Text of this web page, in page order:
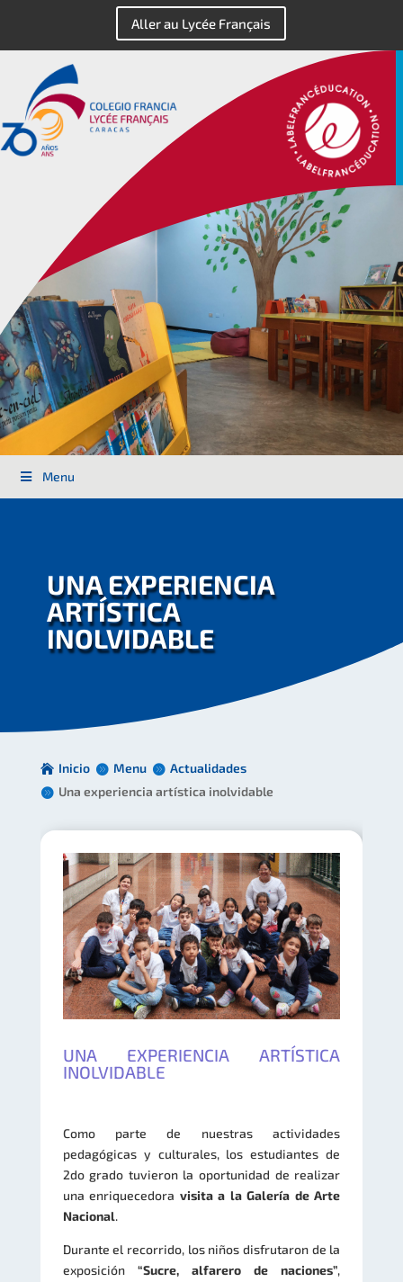
Aller au Lycée Français
Menu
UNA EXPERIENCIA
ARTÍSTICA
INOLVIDABLE
Inicio Menu
Actualidades
Una experiencia artística inolvidable
UNA EXPERIENCIA ARTÍSTICA
INOLVIDABLE
Como parte de nuestras actividades
pedagógicas y culturales, los estudiantes de
2do grado tuvieron la oportunidad de realizar
una enriquecedora visita a la Galería de Arte
Nacional.
Durante el recorrido, los niños disfrutaron de la
exposición “Sucre, alfarero de naciones”,